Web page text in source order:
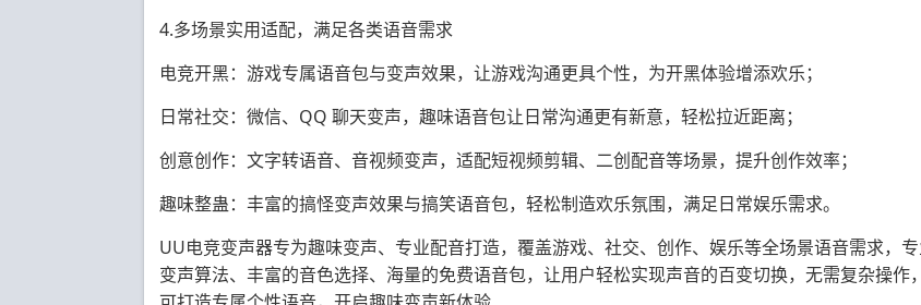
4.多场景实用适配，满足各类语音需求
电竞开黑：游戏专属语音包与变声效果，让游戏沟通更具个性，为开黑体验增添欢乐；
日常社交：微信、QQ 聊天变声，趣味语音包让日常沟通更有新意，轻松拉近距离；
创意创作：文字转语音、音视频变声，适配短视频剪辑、二创配音等场景，提升创作效率；
趣味整蛊：丰富的搞怪变声效果与搞笑语音包，轻松制造欢乐氛围，满足日常娱乐需求。
UU电竞变声器专为趣味变声、专业配音打造，覆盖游戏、社交、创作、娱乐等全场景语音需求，
变声算法、丰富的音色选择、海量的免费语音包，让用户轻松实现声音的百变切换，无需复杂操作